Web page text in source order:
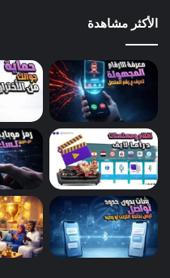
الأكثر مشاهدة